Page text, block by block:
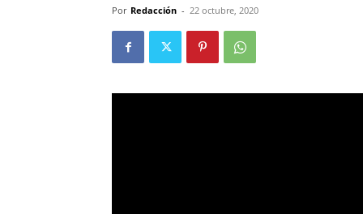
Por Redacción - 22 octubre, 2020